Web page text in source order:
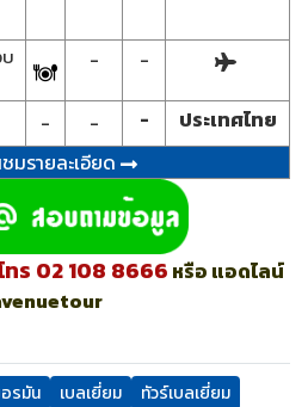
- -
- - -
ประเทศไทย
มรายละเอียด
ทร 02 108 8666 หรือ แอดไลน์
อรมัน เบลเยี่ยม
ทัวร์เบลเยี่ยม